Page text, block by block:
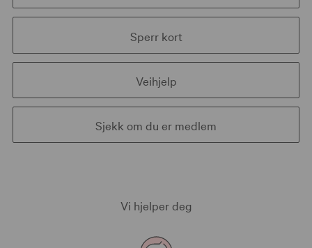
Sperr kort
Veihjelp
Sjekk om du er medlem
Vi hjelper deg